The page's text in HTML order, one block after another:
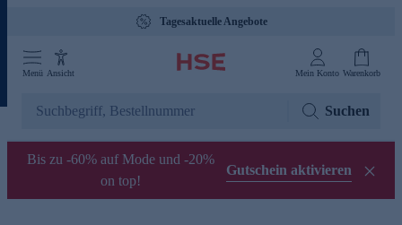
Tagesaktuelle Angebote
Menü Ansicht Mein Konto Warenkorb
Suchen
Bis zu -60% auf Mode und -20%
on top!
Gutschein aktivieren